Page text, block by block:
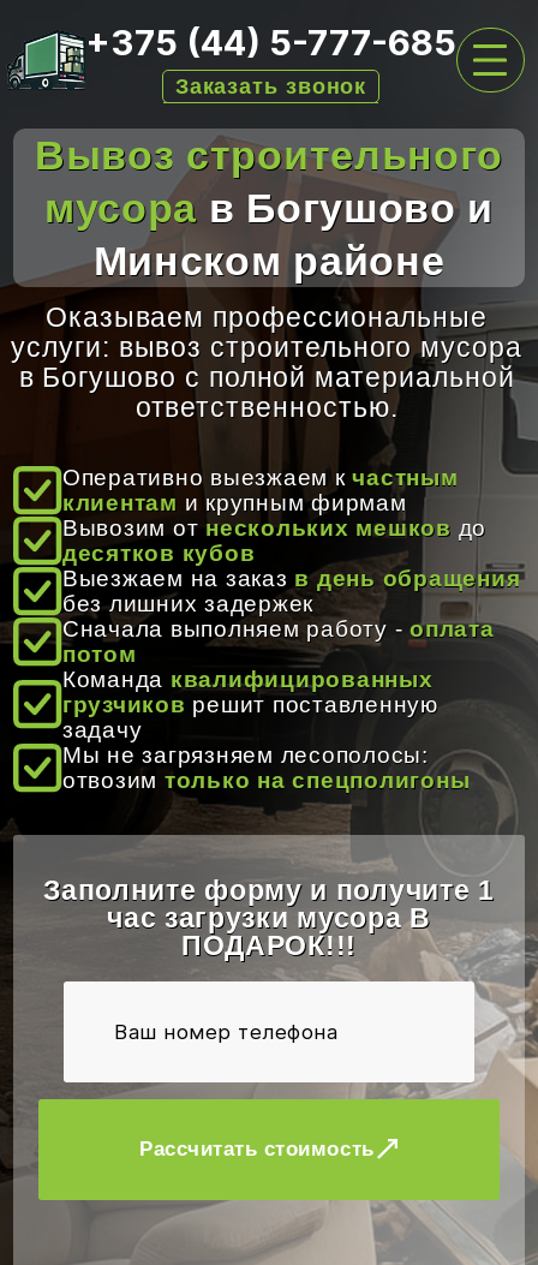
+375 (44) 5-777-685
Заказать звонок
ГЛАВНАЯ
УСЛУГИ ПО ВЫВОЗУ
ПЕРЕЕЗДЫ
АРЕНДА КОНТЕЙНЕРОВ
ЦЕНЫ
КОНТАКТЫ
Время работы: 8:00 - 20:00
Email: info@gruzoperevozki-bel.by
Вывоз строительного
мусора в Богушово и
Минском районе
Оказываем профессиональные
услуги: вывоз строительного мусора
в Богушово с полной материальной
ответственностью.
Оперативно выезжаем кчастным
клиентам и крупным фирмам
Вывозим от нескольких мешков до
десятков кубов
Выезжаем на заказ в день обращения
без лишних задержек
Сначала выполняем работу -оплата
потом
Команда квалифицированных
грузчиков решит поставленную
задачу
Мы не загрязняем лесополосы:
отвозим только на спецполигоны
Заполните форму и получите 1
час загрузки мусора В
ПОДАРОК!!!
Рассчитать стоимость